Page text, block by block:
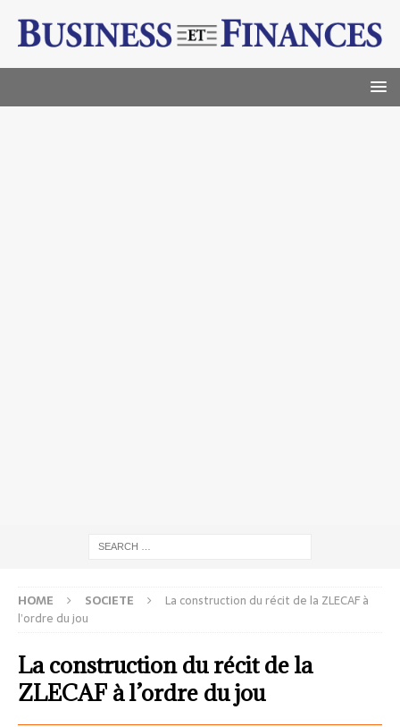
HOME SOCIETE
La construction du récit de la ZLECAF à
l’ordre du jou
La construction du récit de la
ZLECAF à l’ordre du jou